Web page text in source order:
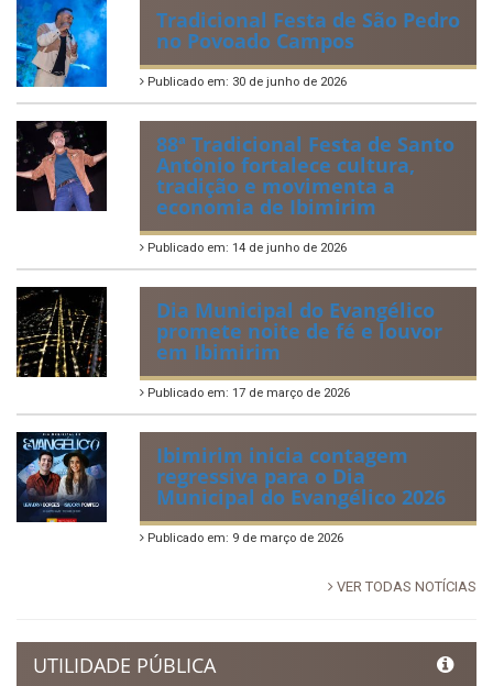
Tradicional Festa de São Pedro
no Povoado Campos
Publicado em: 30 de junho de 2026
88ª Tradicional Festa de Santo
Antônio fortalece cultura,
tradição e movimenta a
economia de Ibimirim
Publicado em: 14 de junho de 2026
Dia Municipal do Evangélico
promete noite de fé e louvor
em Ibimirim
Publicado em: 17 de março de 2026
Ibimirim inicia contagem
regressiva para o Dia
Municipal do Evangélico 2026
Publicado em: 9 de março de 2026
VER TODAS NOTÍCIAS
UTILIDADE PÚBLICA